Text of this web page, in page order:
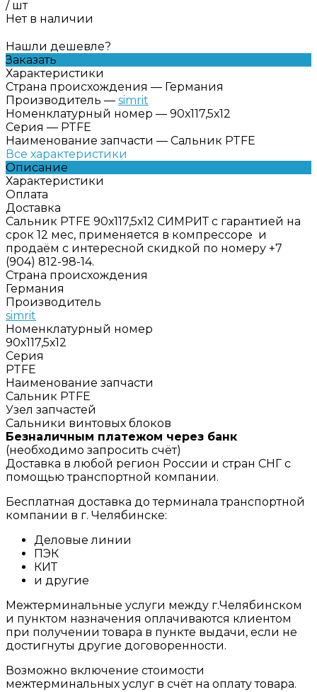
/ шт
Нет в наличии
Нашли дешевле?
Заказать
Характеристики
Страна происхождения — Германия
Производитель — simrit
Номенклатурный номер — 90х117,5х12
Серия — PTFE
Наименование запчасти — Сальник PTFE
Все характеристики
Описание
Характеристики
Оплата
Доставка
Сальник PTFE 90х117,5х12 СИМРИТ с гарантией на
срок 12 мес, применяется в компрессоре и
продаём с интересной скидкой по номеру +7
(904) 812-98-14.
Страна происхождения
Германия
Производитель
simrit
Номенклатурный номер
90х117,5х12
Серия
PTFE
Наименование запчасти
Сальник PTFE
Узел запчастей
Сальники винтовых блоков
Безналичным платежом через банк
(необходимо запросить счёт)
Доставка в любой регион России и стран СНГ с
помощью транспортной компании.
Бесплатная доставка до терминала транспортной
компании в г. Челябинске:
Деловые линии
ПЭК
КИТ
и другие
Межтерминальные услуги между г.Челябинском
и пунктом назначения оплачиваются клиентом
при получении товара в пункте выдачи, если не
достигнуты другие договоренности.
Возможно включение стоимости
межтерминальных услуг в счёт на оплату товара.